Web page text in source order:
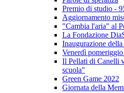
Premio di studio -
Aggiornamento
"Cambia l'aria" al
La Fondazione
Inaugurazione
Venerdì
Il Pellati di Canelli
scuola"
Green Game 2022
Giornata della